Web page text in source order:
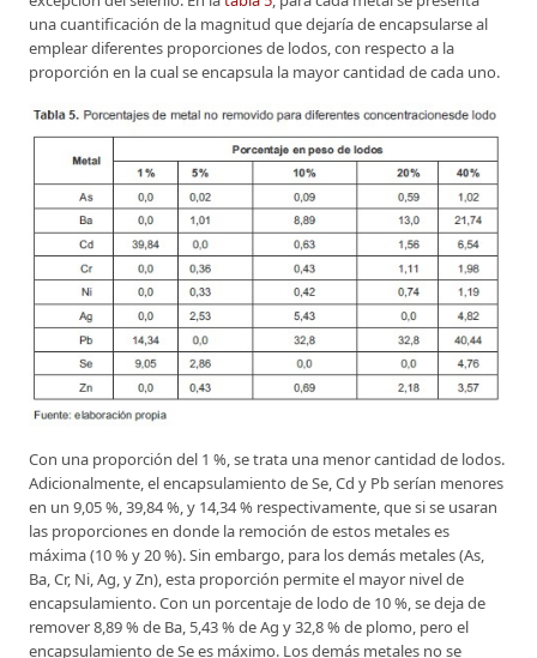
una cuantificación de la magnitud que dejaría de encapsularse al
emplear diferentes proporciones de lodos, con respecto a la
proporción en la cual se encapsula la mayor cantidad de cada uno.
Con una proporción del 1 %, se trata una menor cantidad de lodos.
Adicionalmente, el encapsulamiento de Se, Cd y Pb serían menores
en un 9,05 %, 39,84 %, y 14,34 % respectivamente, que si se usaran
las proporciones en donde la remoción de estos metales es
máxima (10 % y 20 %). Sin embargo, para los demás metales (As,
Ba, Cr, Ni, Ag, y Zn), esta proporción permite el mayor nivel de
encapsulamiento. Con un porcentaje de lodo de 10 %, se deja de
remover 8,89 % de Ba, 5,43 % de Ag y 32,8 % de plomo, pero el
encapsulamiento de Se es máximo. Los demás metales no se